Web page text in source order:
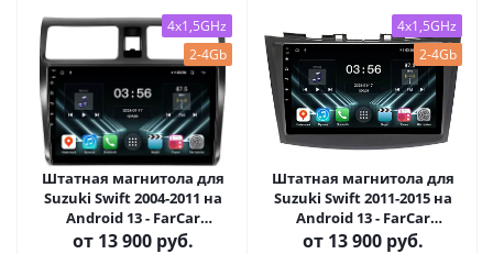
4x1,5GHz
2-4Gb
Штатная магнитола для
Suzuki Swift 2004-2011 на
Android 13 - FarCar
(D/DX3056M)
от 13 900 руб.
4x1,5GHz
2-4Gb
Штатная магнитола для
Suzuki Swift 2011-2015 на
Android 13 - FarCar
(D/DX179M)
от 13 900 руб.